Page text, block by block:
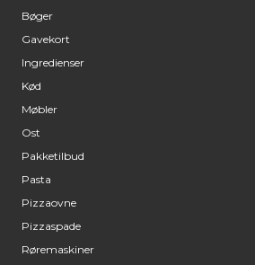
Bøger
Gavekort
Ingredienser
Kød
Møbler
Ost
Pakketilbud
Pasta
Pizzaovne
Pizzaspade
Røremaskiner